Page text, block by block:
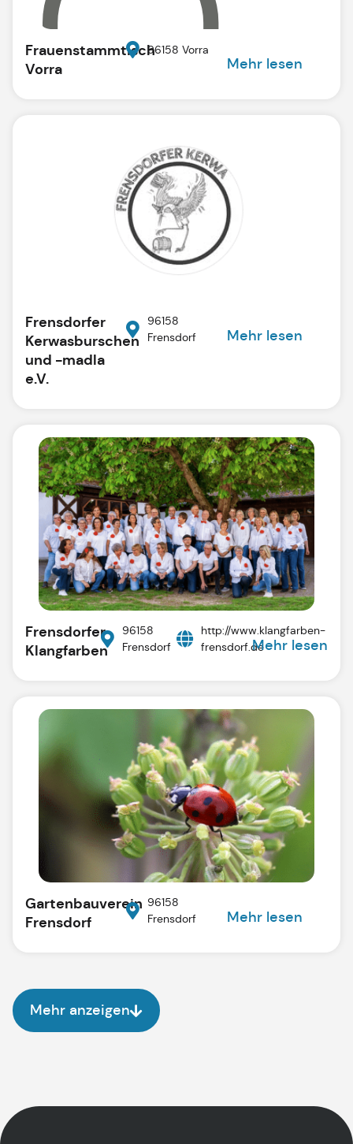
Frauenstammtisch
Vorra
96158 Vorra
Mehr lesen
Frensdorfer
Kerwasburschen
und -madla
e.V.
96158
Frensdorf
Mehr lesen
Frensdorfer
Klangfarben
96158
Frensdorf
http://www.klangfarben-
frensdorf.deMehr lesen
Gartenbauverein
Frensdorf
96158
Frensdorf
Mehr lesen
Mehr anzeigen